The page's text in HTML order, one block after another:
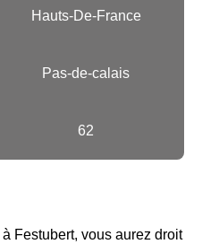
Hauts-De-France
Pas-de-calais
62
Festubert, vous aurez droit